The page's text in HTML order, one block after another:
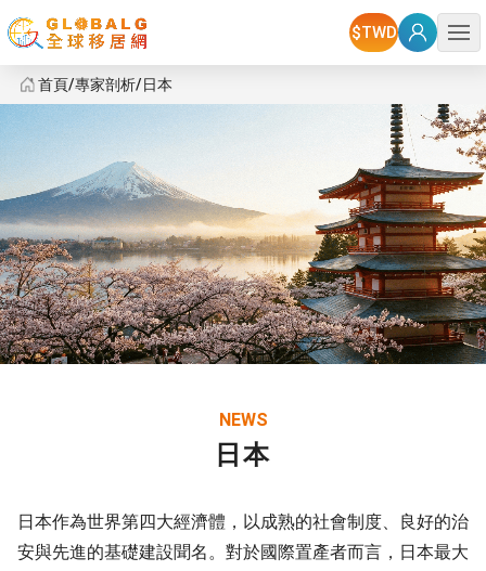
選單
首頁 專家剖析 日本
NEWS
日本
日本作為世界第四大經濟體，以成熟的社會制度、良好的治
安與先進的基礎建設聞名。對於國際置產者而言，日本最大